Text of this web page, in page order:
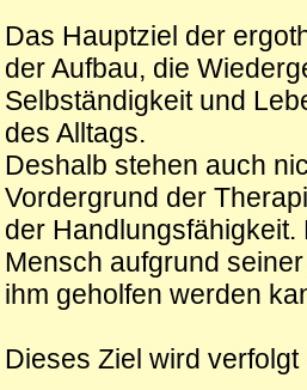
Das Hauptziel der
der Aufbau, die
Selbständigkeit und
des Alltags.
Deshalb stehen auch
Vordergrund der
der
Mensch aufgrund
ihm geholfen werden
Dieses Ziel wird verfolgt